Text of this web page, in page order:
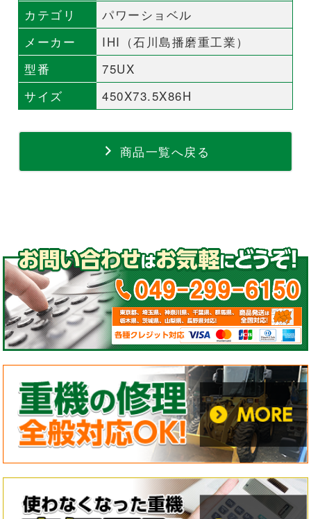
カテゴリ
パワーショベル
メーカー
IHI（石川島播磨重工業）
型番
75UX
サイズ
450X73.5X86H
商品一覧へ戻る